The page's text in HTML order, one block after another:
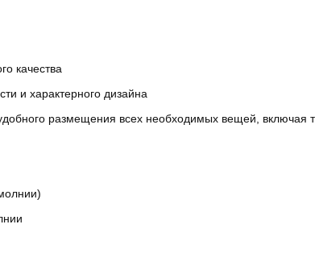
качества
и характерного дизайна
размещения всех необходимых вещей, включая